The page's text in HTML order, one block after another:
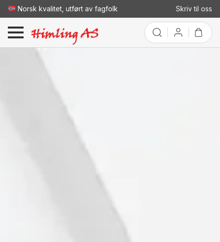
Norsk kvalitet, utført av fagfolk Skriv til oss